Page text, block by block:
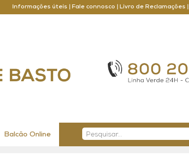
Informações úteis Fale connosco Livro de Reclamações
Balcão Online